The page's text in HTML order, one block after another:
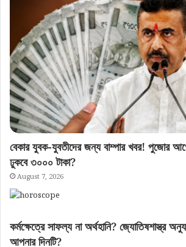
বেকার যুবক-যুবতীদের জন্য বাম্পার খবর! পুজোর
ঢুকবে ৩০০০ টাকা?
August 7, 2026
কর্মক্ষেত্রে সাফল্য না অর্থহানি? জ্যোতিষশাস্ত্র
আপনার দিনটি?